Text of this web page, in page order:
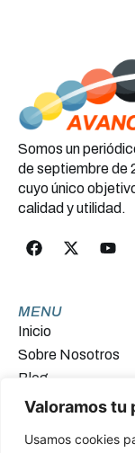
Valoramos tu
Usamos cookies
Somos un
de septiembre de
cuyo único
calidad y utilidad.
MENU
Inicio
Sobre Nosotros
Blog
Contacto